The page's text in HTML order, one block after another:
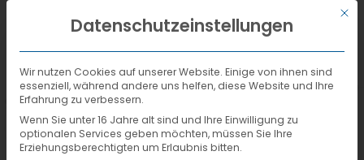
DEUTSCHMit
Datenschutzeinstellungen
Wir nutzen Cookies auf unserer Website. Einige von ihnen sind
essenziell, während andere uns helfen, diese Website und Ihre
Erfahrung zu verbessern.
Wenn Sie unter 16 Jahre alt sind und Ihre Einwilligung zu
optionalen Services geben möchten, müssen Sie Ihre
Erziehungsberechtigten um Erlaubnis bitten.